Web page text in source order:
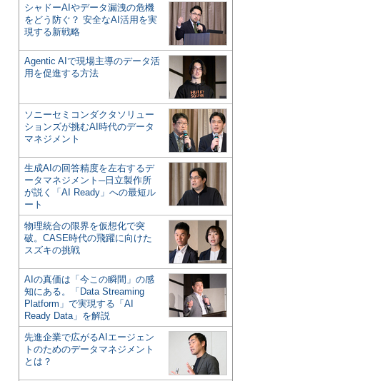
シャドーAIやデータ漏洩の危機
をどう防ぐ？ 安全なAI活用を実
現する新戦略
Agentic AIで現場主導のデータ活
用を促進する方法
ソニーセミコンダクタソリュー
ションズが挑むAI時代のデータ
マネジメント
生成AIの回答精度を左右するデ
ータマネジメント─日立製作所
が説く「AI Ready」への最短ル
ート
物理統合の限界を仮想化で突
破。CASE時代の飛躍に向けた
スズキの挑戦
AIの真価は「今この瞬間」の感
知にある。「Data Streaming
Platform」で実現する「AI
Ready Data」を解説
先進企業で広がるAIエージェン
トのためのデータマネジメント
とは？